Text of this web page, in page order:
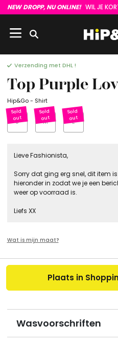
NEW DROPP, NU ONLINE! WIL JE
Verzending met DHL !
Top Purple
Hip&Go - Shirt
S M L
Lieve Fashionista,
Sorry dat ging erg snel, dit item
hieronder in zodat we je een
weer op voorraad is.
Liefs XX
Wat is mijn maat?
Wasvoorschriften
Plaats in